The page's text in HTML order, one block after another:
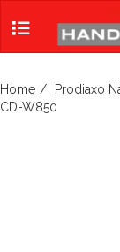
Home
Prodiaxo
CD-W850